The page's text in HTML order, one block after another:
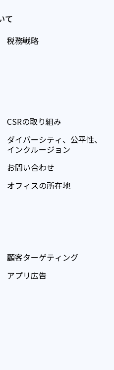
て
税務戦略
CSRの取り組み
ダイバーシティ、公平性、
インクルージョン
お問い合わせ
オフィスの所在地
顧客ターゲティング
アプリ広告